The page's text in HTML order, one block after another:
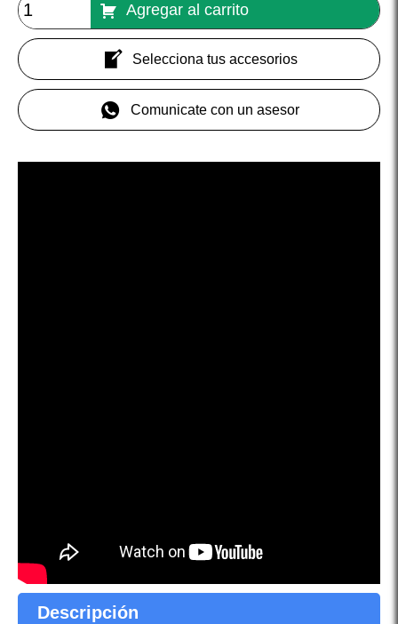
Agregar al carrito
Selecciona tus accesorios
Comunicate con un asesor
Descripción